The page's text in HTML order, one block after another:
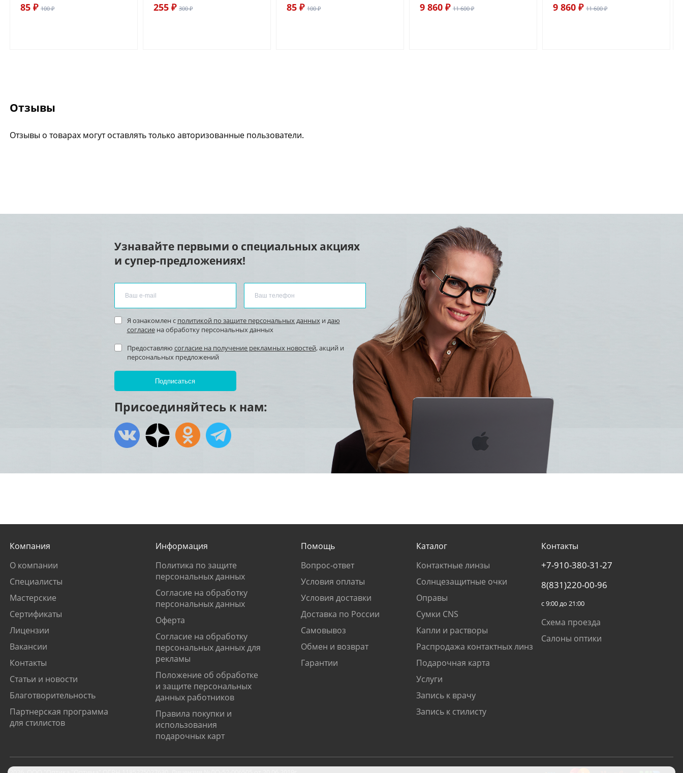
85 ₽ 100 ₽ 255 ₽ 300 ₽ 85 ₽ 100 ₽ 9 860 ₽ 11 600 ₽ 9 860 ₽ 11 600 ₽
Отзывы
Отзывы о товарах могут оставлять только авторизованные пользователи.
Узнавайте первыми о специальных акциях
и супер-предложениях!
Я ознакомлен с политикой по защите персональных данных и даю
согласиена обработку персональных данных
Предоставляю согласие на получение рекламных новостей, акций и
персональных предложений
Присоединяйтесь к нам:
Компания
О компании
Специалисты
Мастерские
Сертификаты
Лицензии
Вакансии
Контакты
Статьи и новости
Благотворительность
Партнерская программа
для стилистов
Информация
Политика по защите
персональных данных
Согласие на обработку
персональных данных
Оферта
Согласие на обработку
персональных данных для
рекламы
Положение об обработке
и защите персональных
данных работников
Правила покупки и
использования
подарочных карт
Помощь
Вопрос-ответ
Условия оплаты
Условия доставки
Доставка по России
Самовывоз
Обмен и возврат
Гарантии
Каталог
Контактные линзы
Солнцезащитные очки
Оправы
Сумки CNS
Капли и растворы
Распродажа контактных линз
Подарочная карта
Услуги
Запись к врачу
Запись к стилисту
Контакты
+7-910-380-31-27
8(831)220-00-96
с 9:00 до 21:00
Схема проезда
Салоны оптики